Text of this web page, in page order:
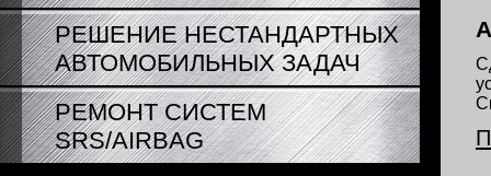
РЕШЕНИЕ НЕСТАНДАРТНЫХ
АВТОМОБИЛЬНЫХ ЗАДАЧ
РЕМОНТ СИСТЕМ
SRS/AIRBAG